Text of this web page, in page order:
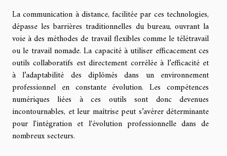
La communication à distance, facilitée par ces technologies,
dépasse les barrières traditionnelles du bureau, ouvrant la
voie à des méthodes de travail flexibles comme le télétravail
ou le travail nomade. La capacité à utiliser efficacement ces
outils collaboratifs est directement corrélée à l’efficacité et
à l’adaptabilité des diplômés dans un environnement
professionnel en constante évolution. Les compétences
numériques liées à ces outils sont donc devenues
incontournables, et leur maîtrise peut s’avérer déterminante
pour l'intégration et l'évolution professionnelle dans de
nombreux secteurs.